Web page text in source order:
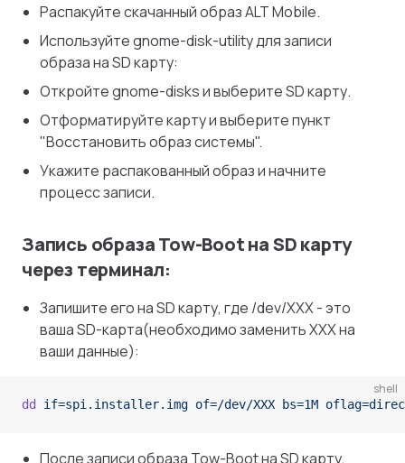
Распакуйте скачанный образ ALT Mobile.
Используйте gnome-disk-utility для записи
образа на SD карту:
Откройте gnome-disks и выберите SD карту.
Отформатируйте карту и выберите пункт
"Восстановить образ системы".
Укажите распакованный образ и начните
процесс записи.
Запись образа Tow-Boot на SD карту
через терминал:
Запишите его на SD карту, где /dev/XXX - это
ваша SD-карта(необходимо заменить XXX на
ваши данные):
shell
dd if=spi.installer.img of=/dev/XXX bs=1M
После записи образа Tow-Boot на SD карту,